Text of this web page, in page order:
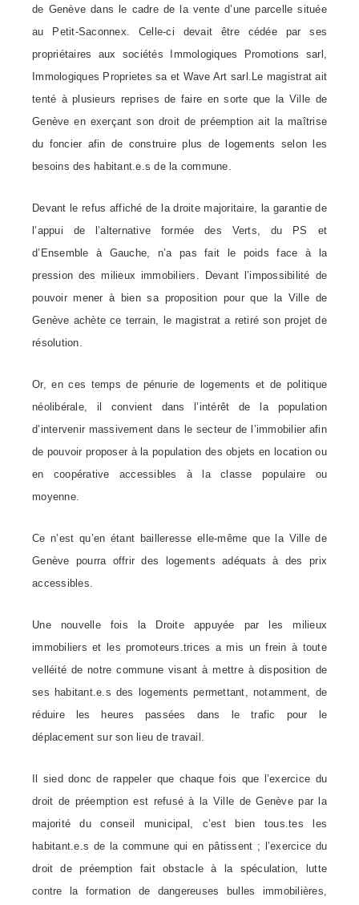
de Genève dans le cadre de la vente d’une parcelle située
au Petit-Saconnex. Celle-ci devait être cédée par ses
propriétaires aux sociétés Immologiques Promotions sarl,
Immologiques Proprietes sa et Wave Art sarl.Le magistrat ait
tenté à plusieurs reprises de faire en sorte que la Ville de
Genève en exerçant son droit de préemption ait la maîtrise
du foncier afin de construire plus de logements selon les
besoins des habitant.e.s de la commune.
Devant le refus affiché de la droite majoritaire, la garantie de
l’appui de l’alternative formée des Verts, du PS et
d’Ensemble à Gauche, n’a pas fait le poids face à la
pression des milieux immobiliers. Devant l’impossibilité de
pouvoir mener à bien sa proposition pour que la Ville de
Genève achète ce terrain, le magistrat a retiré son projet de
résolution.
Or, en ces temps de pénurie de logements et de politique
néolibérale, il convient dans l’intérêt de la population
d’intervenir massivement dans le secteur de l’immobilier afin
de pouvoir proposer à la population des objets en location ou
en coopérative accessibles à la classe populaire ou
moyenne.
Ce n’est qu’en étant bailleresse elle-même que la Ville de
Genève pourra offrir des logements adéquats à des prix
accessibles.
Une nouvelle fois la Droite appuyée par les milieux
immobiliers et les promoteurs.trices a mis un frein à toute
velléité de notre commune visant à mettre à disposition de
ses habitant.e.s des logements permettant, notamment, de
réduire les heures passées dans le trafic pour le
déplacement sur son lieu de travail.
Il sied donc de rappeler que chaque fois que l’exercice du
droit de préemption est refusé à la Ville de Genève par la
majorité du conseil municipal, c’est bien tous.tes les
habitant.e.s de la commune qui en pâtissent ; l’exercice du
droit de préemption fait obstacle à la spéculation, lutte
contre la formation de dangereuses bulles immobilières,